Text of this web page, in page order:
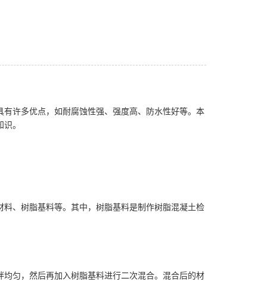
许多优点，如耐腐蚀性强、强度高、防水性好等。本
。
、树脂基料等。其中，树脂基料是制作树脂混凝土检
匀，然后再加入树脂基料进行二次混合。混合后的材